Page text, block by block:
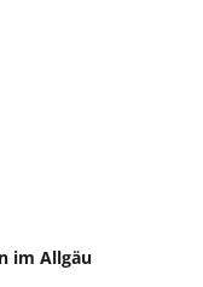
im Allgäu